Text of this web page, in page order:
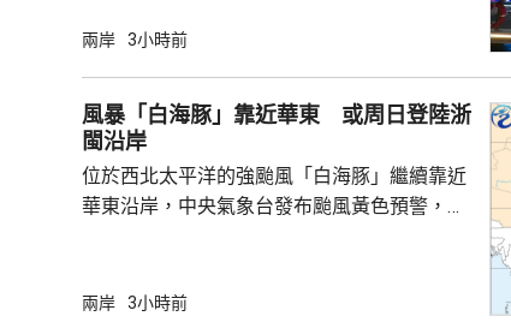
貴，但預料3至5年後將會回本，希望未來將電
前在全球設有13個電池生產製造基地，其中11
個在內地，另外兩個分別在德國和匈牙利。截
至去年11月，有...
兩岸 3小時前
風暴「白海豚」靠近華東 或周日登陸浙
閩沿岸
位於西北太平洋的強颱風「白海豚」繼續靠近
華東沿岸，中央氣象台發布颱風黃色預警，指
日間穿過琉球群島後移入東海，其後移速減慢
兩岸 3小時前